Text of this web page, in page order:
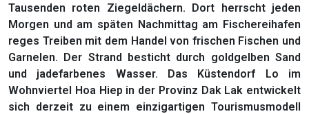
Tausenden roten Ziegeldächern. Dort herrscht jeden
Morgen und am späten Nachmittag am Fischereihafen
reges Treiben mit dem Handel von frischen Fischen und
Garnelen. Der Strand besticht durch goldgelben Sand
und jadefarbenes Wasser. Das Küstendorf Lo im
Wohnviertel Hoa Hiep in der Provinz Dak Lak entwickelt
sich derzeit zu einem einzigartigen Tourismusmodell